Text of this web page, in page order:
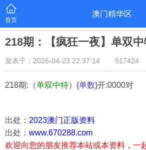
首页
澳门精华区
218期：【疯狂一夜】单双
发表于：2026-04-23 22:37:14 917424
218期:（单双中特）{单数}开:0000对
出处： 2023澳门正版资料
出处： www.670288.com
欢迎向您的朋友推荐本站或本资料，一